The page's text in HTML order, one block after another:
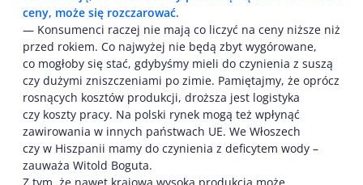
ceny, może się rozczarować.
— Konsumenci raczej nie mają co liczyć na ceny niższe niż
przed rokiem. Co najwyżej nie będą zbyt wygórowane,
co mogłoby się stać, gdybyśmy mieli do czynienia z suszą
czy dużymi zniszczeniami po zimie. Pamiętajmy, że oprócz
rosnących kosztów produkcji, droższa jest logistyka
czy koszty pracy. Na polski rynek mogą też wpłynąć
zawirowania w innych państwach UE. We Włoszech
czy w Hiszpanii mamy do czynienia z deficytem wody –
zauważa Witold Boguta.
Z tym, że nawet krajowa wysoka produkcja może